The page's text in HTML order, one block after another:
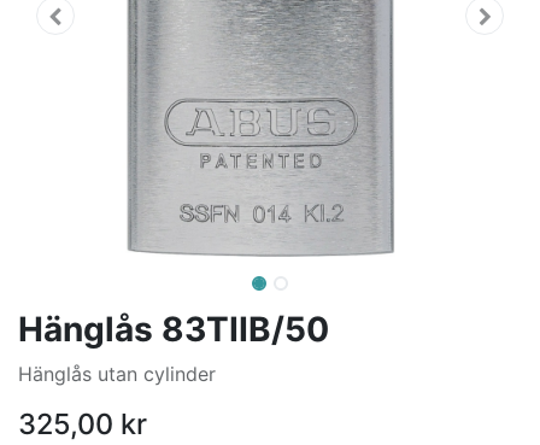
Hänglås 83TIIB/50
Hänglås utan cylinder
325,00 kr